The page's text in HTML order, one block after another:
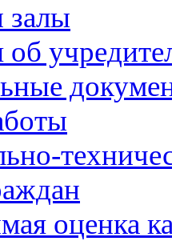
залы
оценка